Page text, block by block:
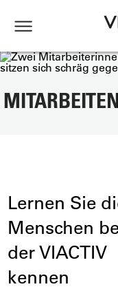
Lernen Sie
Menschen
der VIACTIV
kennen